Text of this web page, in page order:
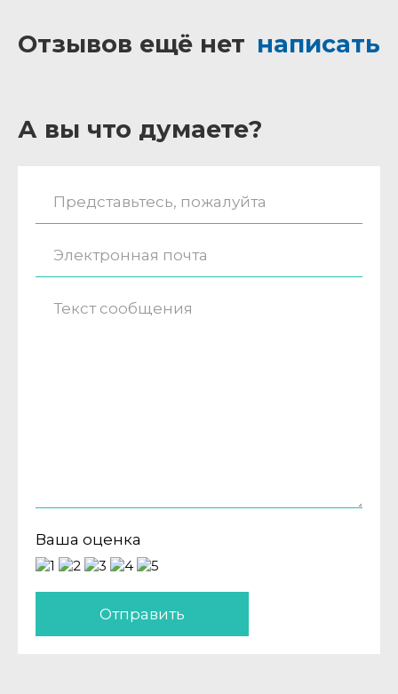
Отзывов ещё нет написать
А вы что думаете?
Ваша оценка
Отправить